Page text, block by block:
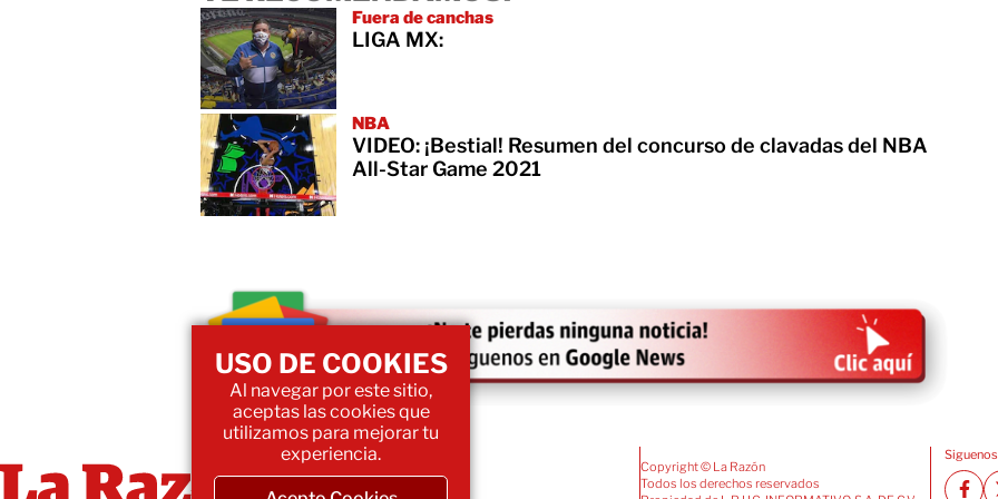
Fuera de canchas
LIGA MX:
NBA
VIDEO: ¡Bestial! Resumen del concurso de clavadas del NBA
All-Star Game 2021
Copyright © La Razón
Todos los derechos reservados
USO DE COOKIES
Al navegar por este sitio,
aceptas las cookies que
utilizamos para mejorar tu
experiencia.